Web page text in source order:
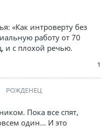
«Как интроверту без
работу от 70
и с плохой речью.
1
РОЖДЕНЕЦ
Пока все спят,
один… И это